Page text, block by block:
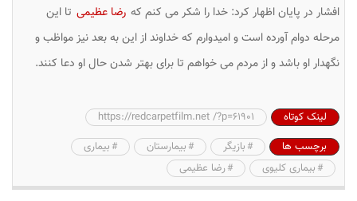
افشار در پایان اظهار کرد: خدا را شکر می کنم که رضا عظیمی تا این
مرحله دوام آورده است و امیدوارم که خداوند از این به بعد نیز مواظب و
نگهدار او باشد و از مردم می خواهم تا برای بهتر شدن حال او دعا کنند.
لینک کوتاه
https://redcarpetfilm.net /?p=61901
برچسب ها
بازیگر بیمارستان
بیماری
بیماری کلیوی
رضا عظیمی